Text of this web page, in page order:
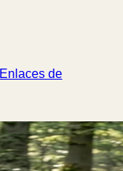
Enlaces de